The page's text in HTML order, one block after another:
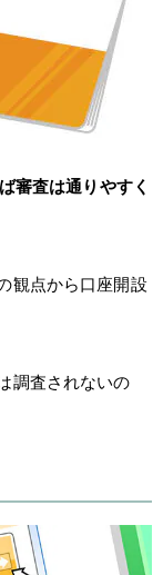
審査は通りやすく
観点から口座開設
調査されないの